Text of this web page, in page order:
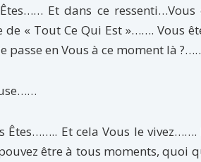
Et dans ce
de « Tout Ce Qui Est »……. Vous
passe en Vous à ce moment là
Êtes…….. Et cela Vous le
être à tous moments, quoi